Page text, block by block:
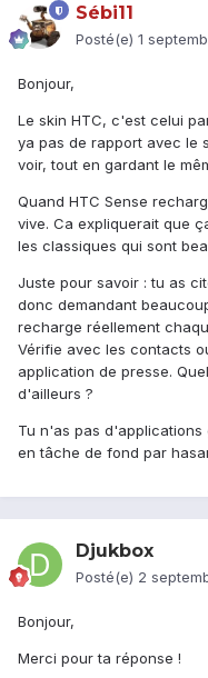
Sébi11
Posté(e) 1
Bonjour,
Le skin HTC, c'est celui
ya pas de rapport avec le
voir, tout en gardant le
Quand HTC Sense
vive. Ca expliquerait que
les classiques qui sont
Juste pour savoir : tu as
donc demandant
recharge réellement
Vérifie avec les contacts
application de presse.
d'ailleurs ?
Tu n'as pas
en tâche de fond par
Djukbox
Posté(e) 2
Bonjour,
Merci pour ta réponse !